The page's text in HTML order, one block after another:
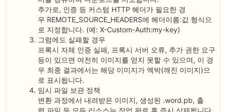
추가로, 인증 등 커스텀 HTTP 헤더가 필요한 경
우 REMOTE_SOURCE_HEADERS에 헤더이름:값 형식으
로 지정합니다. (예: X-Custom-Auth:my-key)
그럼에도 실패할 경우
프록시 자체 인증 실패, 프록시 서버 오류, 추가권한요구
등이 있으면 여전히 이미지를 얻지 못할 수 있으며, 이 경
우 최종 결과에서는 해당이미지가 엑박(깨진 이미지)으
로 표시됩니다.
임시 파일 보관 정책
변환과정에서 내려받은 이미지, 생성된 .word.pb, 출
력 파일 등 모든 리소스는 작업 완료 후 즉시 삭제됩니다.